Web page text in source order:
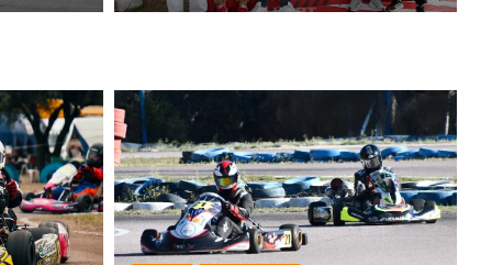
COBERTURA ESPECIAL DE E-KART.COM.AR
08/09-AGO